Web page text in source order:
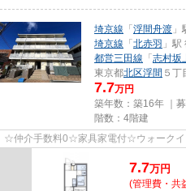
埼京線 「 浮間舟渡
埼京線 「 北赤羽 」
都営三田線 「 志村坂
東京都北区浮間 ５丁
7.7万円
築年数：築16年 ｜募
階数：4階建
☆仲介手数料0☆家具家電付☆ウォーク
7.7万円
(管理費・共